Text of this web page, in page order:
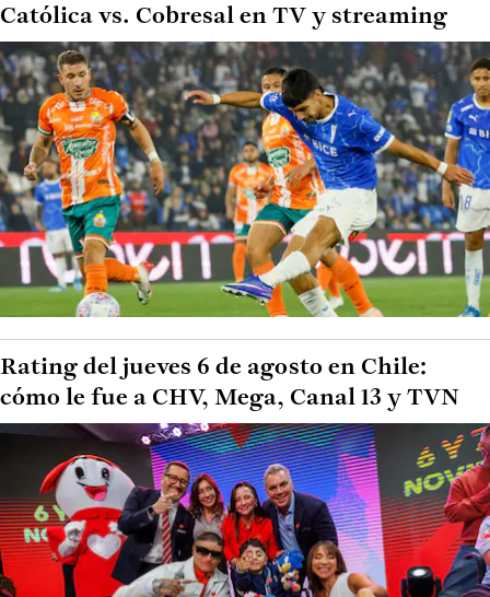
Católica vs. Cobresal en TV y streaming
Rating del jueves 6 de agosto en Chile:
cómo le fue a CHV, Mega, Canal 13 y TVN